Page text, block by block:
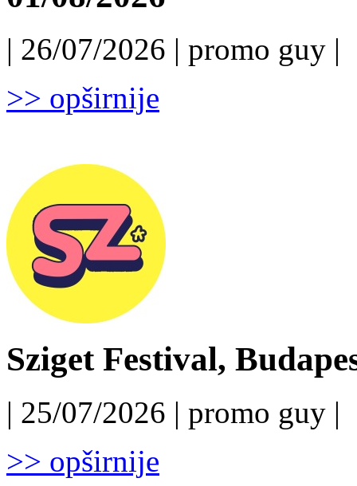
| 26/07/2026 | promo guy |
>> opširnije
Sziget Festival,
| 25/07/2026 | promo guy |
>> opširnije